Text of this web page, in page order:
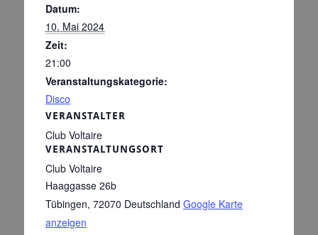
Datum:
10. Mai 2024
Zeit:
21:00
Veranstaltungskategorie:
Disco
VERANSTALTUNGSORT
Club Voltaire
Haaggasse 26b
Tübingen, 72070 Deutschland Google Karte
anzeigen
VERANSTALTER
Club Voltaire